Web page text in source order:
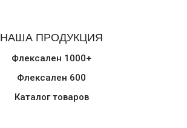
НАША ПРОДУКЦИЯ
Флексален 1000+
Флексален 600
Каталог товаров